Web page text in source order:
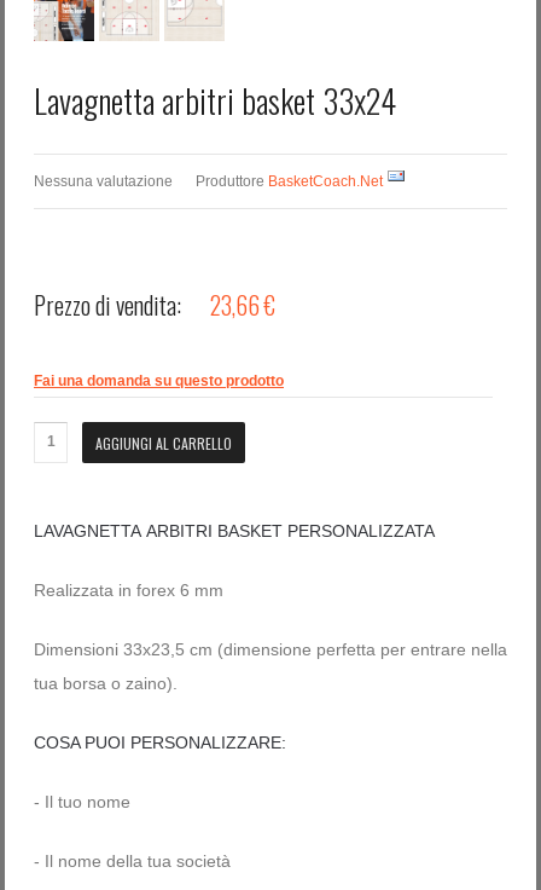
Lavagnetta arbitri basket 33x24
Nessuna valutazione Produttore BasketCoach.Net
Prezzo di vendita: 23,66 €
Fai una domanda su questo prodotto
LAVAGNETTA ARBITRI BASKET PERSONALIZZATA
Realizzata in forex 6 mm
Dimensioni 33x23,5 cm (dimensione perfetta per entrare nella
tua borsa o zaino).
COSA PUOI PERSONALIZZARE:
- Il tuo nome
- Il nome della tua società